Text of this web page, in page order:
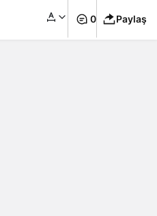
0 Paylaş